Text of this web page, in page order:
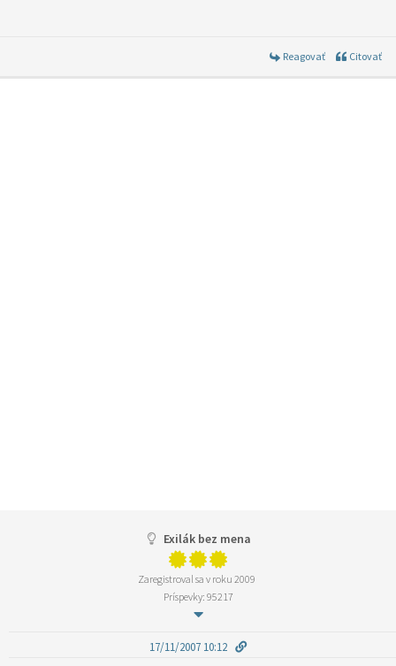
Reagovať Citovať
Exilák bez mena
Zaregistroval sa v roku 2009
Príspevky: 95217
17/11/2007 10:12